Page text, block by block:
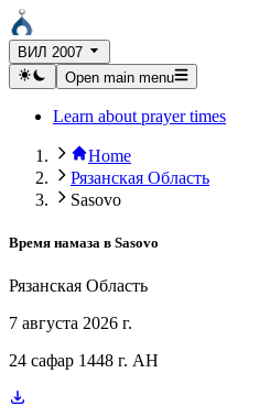
ВИЛ 2007
Open main menu
Learn about prayer times
Home
Рязанская Область
Sasovo
Время намаза в Sasovo
Рязанская Область
7 августа 2026 г.
24 сафар 1448 г. AH